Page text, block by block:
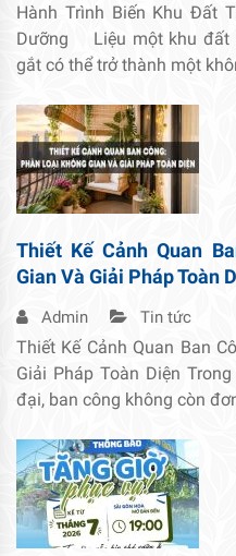
Hành Trình Biến Khu Đất
Dưỡng Liệu một khu đất
gắt có thể trở thành một
Thiết Kế Cảnh Quan
Gian Và Giải Pháp Toàn
Admin Tin tức
Thiết Kế Cảnh Quan Ban
Giải Pháp Toàn Diện
đại, ban công không còn